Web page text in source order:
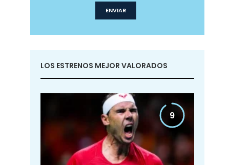
LOS ESTRENOS MEJOR VALORADOS
9